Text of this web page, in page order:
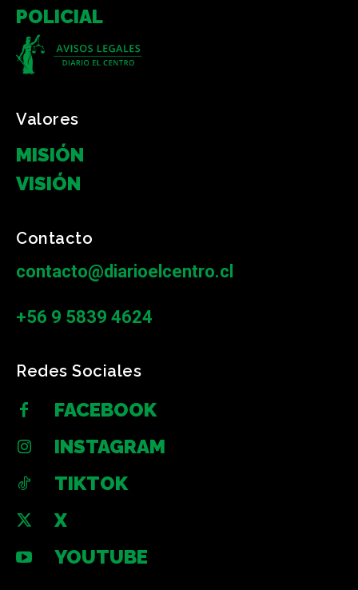
POLICIAL
Valores
MISIÓN
VISIÓN
Contacto
contacto@diarioelcentro.cl
+56 9 5839 4624
Redes Sociales
FACEBOOK
INSTAGRAM
TIKTOK
X
YOUTUBE